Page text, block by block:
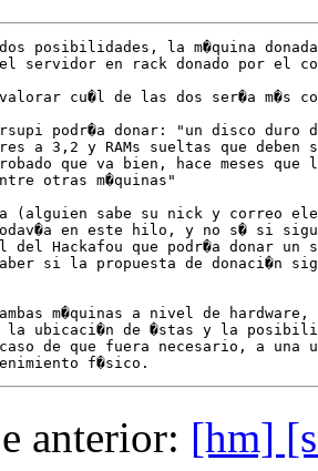
dos posibilidades, la m�quina
servidor en rack donado por el
cu�l de las dos ser�a m�s
podr�a donar: "un disco duro
a 3,2 y RAMs sueltas que deben
que va bien, hace meses
otras m�quinas"
(alguien sabe su nick y correo
en este hilo, y no s� si
del Hackafou que podr�a donar un
si la propuesta de donaci�n
ambas m�quinas a nivel de
la ubicaci�n de �stas y la
de que fuera necesario, a una
anterior: [hm]